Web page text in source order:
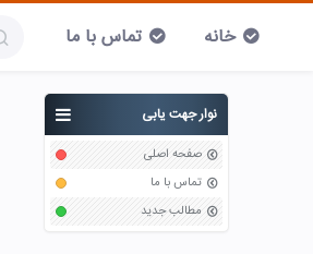
خانه تماس با ما
نوار جهت یابی
صفحه اصلی
تماس با ما
مطالب جدید